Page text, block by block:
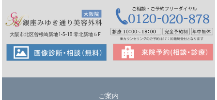
大阪市北区曽根崎新地1-5-18 零北新地５F
ご案内